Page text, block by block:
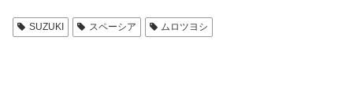
SUZUKI スペーシア ムロツヨシ